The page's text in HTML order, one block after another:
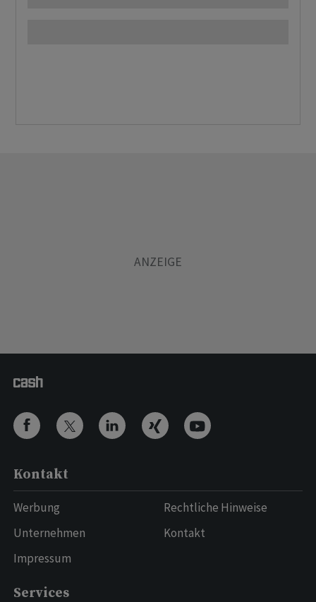
Kontakt
Werbung
Unternehmen
Impressum
Rechtliche Hinweise
Kontakt
Services